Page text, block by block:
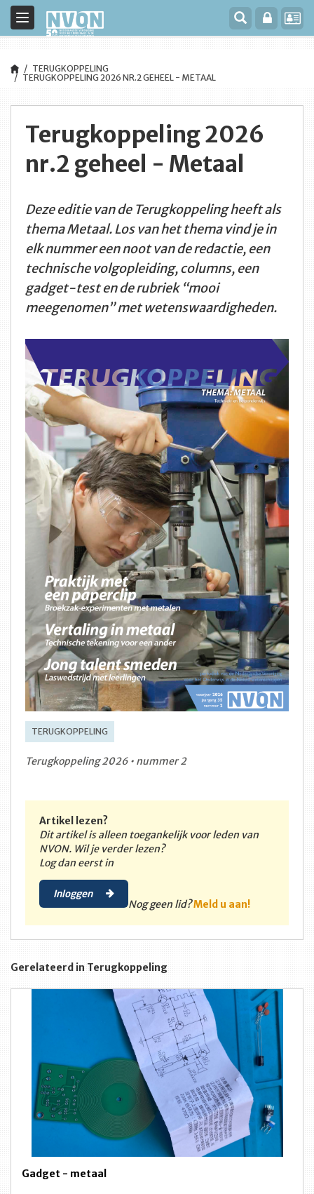
Toggle
navigation
TERUGKOPPELING
TERUGKOPPELING 2026 NR.2 GEHEEL - METAAL
Terugkoppeling 2026
nr.2 geheel - Metaal
Deze editie van de Terugkoppeling heeft als
thema Metaal. Los van het thema vind je in
elk nummer een noot van de redactie, een
technische volgopleiding, columns, een
gadget-test en de rubriek “mooi
meegenomen” met wetenswaardigheden.
TERUGKOPPELING
Terugkoppeling 2026 • nummer 2
Artikel lezen?
Dit artikel is alleen toegankelijk voor leden van
NVON. Wil je verder lezen?
Log dan eerst in
Inloggen
Nog geen lid?Meld u aan!
Gerelateerd in Terugkoppeling
Gadget - metaal